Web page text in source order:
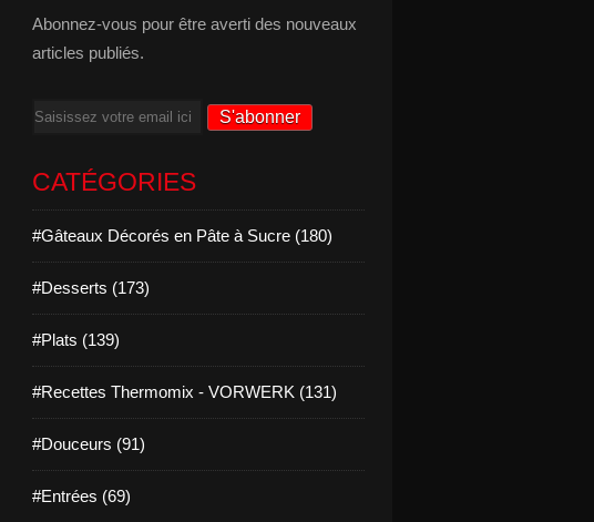
Abonnez-vous pour être averti des nouveaux
articles publiés.
Email
CATÉGORIES
#Gâteaux Décorés en Pâte à Sucre (180)
#Desserts (173)
#Plats (139)
#Recettes Thermomix - VORWERK (131)
#Douceurs (91)
#Entrées (69)